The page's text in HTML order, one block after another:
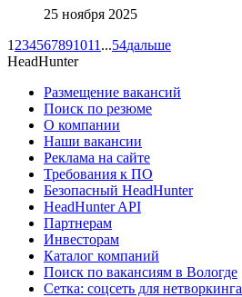
25 ноября 2025
1 234567891011 ...54дальше
HeadHunter
Размещение вакансий
Поиск по резюме
О компании
Наши вакансии
Реклама на сайте
Требования к ПО
Безопасный HeadHunter
HeadHunter API
Партнерам
Инвесторам
Каталог компаний
Поиск по вакансиям в Вологде
Сетка: соцсеть для нетворкинга